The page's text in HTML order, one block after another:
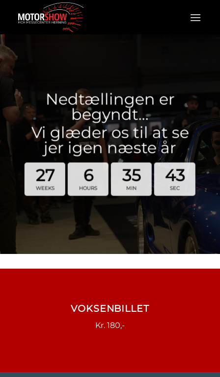
Nedtællingen er
begyndt…
Vi glæder os til at se
jer igen næste år
27
WEEKS
6
HOURS
35
MIN
42
SEC
VOKSENBILLET
Kr. 180,-